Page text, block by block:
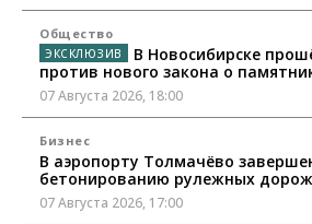
Общество
В Новосибирске
против нового закона о
07 Августа 2026, 18:00
Бизнес
В аэропорту Толмачёво
бетонированию рулежных
07 Августа 2026, 17:00